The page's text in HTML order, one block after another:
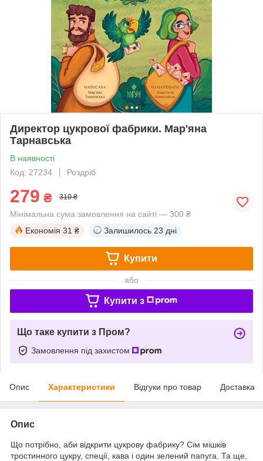
Директор цукрової фабрики. Мар'яна
Тарнавська
В наявності
Код: 27234
Роздріб
279 ₴ 310 ₴
Мінімальна сума замовлення на сайті — 300 ₴
Економія 31 ₴ Залишилось 23 дні
Купити
або
Купити з
Що таке купити з Пром?
Замовлення під захистом
Опис Характеристики Відгуки про товар Доставка
Опис
Що потрібно, аби відкрити цукрову фабрику? Сім мішків
тростинного цукру, спеції, кава і один зелений папуга. Та ще,